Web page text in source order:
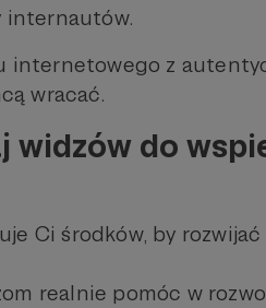
internautów.
internetowego z
wracać.
widzów do
Ci środków, by rozwijać
realnie pomóc w